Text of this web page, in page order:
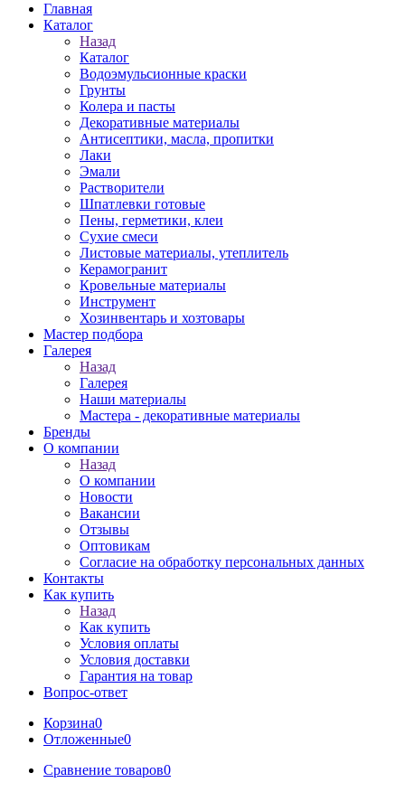
Главная
Каталог
Назад
Каталог
Водоэмульсионные краски
Грунты
Колера и пасты
Декоративные материалы
Антисептики, масла, пропитки
Лаки
Эмали
Растворители
Шпатлевки готовые
Пены, герметики, клеи
Сухие смеси
Листовые материалы, утеплитель
Керамогранит
Кровельные материалы
Инструмент
Хозинвентарь и хозтовары
Мастер подбора
Галерея
Назад
Галерея
Наши материалы
Мастера - декоративные материалы
Бренды
О компании
Назад
О компании
Новости
Вакансии
Отзывы
Оптовикам
Cогласие на обработку персональных данных
Контакты
Как купить
Назад
Как купить
Условия оплаты
Условия доставки
Гарантия на товар
Вопрос-ответ
Корзина0
Отложенные0
Сравнение товаров0